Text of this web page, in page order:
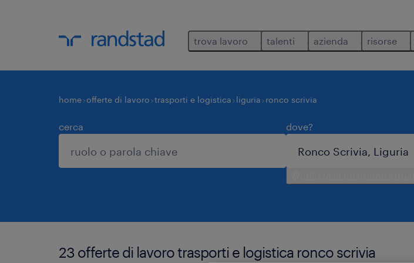
trova lavoro talenti azienda risorse
home offerte di lavoro trasporti e logistica liguria ronco scrivia
cerca dove?
23 offerte di lavoro trasporti e logistica ronco scrivia